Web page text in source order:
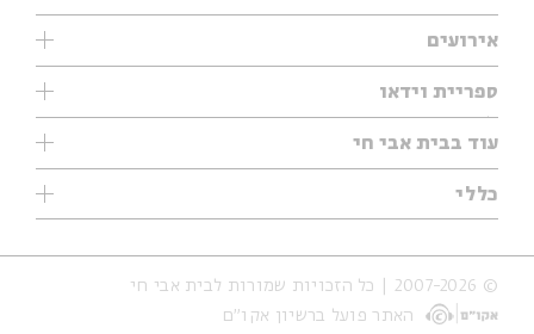
אירועים
אנגלית
נוער
סדרות
אירועי עבר
אירועים בירושלים
ספריית וידאו
עיון
מיוחדים
עוד בבית אבי חי
כללי
אודות
הצהרת נגישות
תנאי שימוש והצהרת פרטיות
© 2007-2026 | כל הזכויות שמורות לבית אבי חי
האתר פועל ברשיון אקו״ם